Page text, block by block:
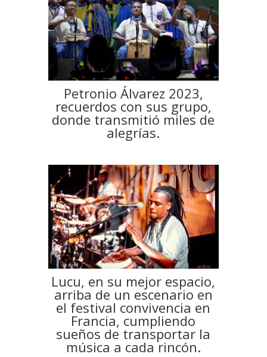
Petronio Álvarez 2023,
recuerdos con sus grupo,
donde transmitió miles de
alegrías.
Lucu, en su mejor espacio,
arriba de un escenario en
el festival convivencia en
Francia, cumpliendo
sueños de transportar la
música a cada rincón.